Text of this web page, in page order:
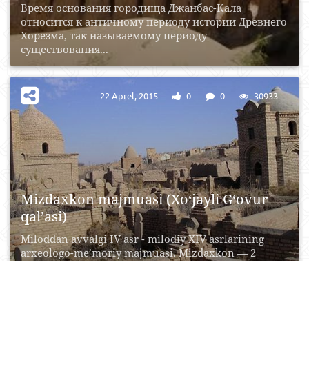
Время основания городища Джанбас-Кала
относится к античному периоду истории Древнего
Хорезма, так называемому периоду
существования...
Mizdaxkon majmuasi (Xo‘jayli G‘ovur
qal’asi)
Miloddan avvalgi IV asr - milodiy XIV asrlarining
arxeologo-me’moriy majmuasi. Mizdaxkon — 2
22 Aprel, 2015 0 0 30933